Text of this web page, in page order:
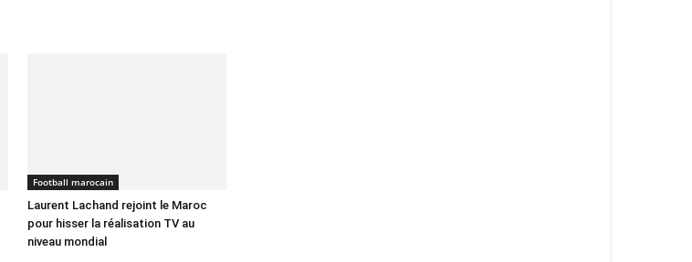
Football marocain
Laurent Lachand rejoint le Maroc
pour hisser la réalisation TV au
niveau mondial